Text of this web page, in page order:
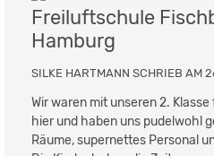
Freiluftschule
Hamburg
SILKE HARTMANN SCHRIEB AM
Wir waren mit unseren 2.
hier und haben uns pudelwohl
Räume, supernettes Personal